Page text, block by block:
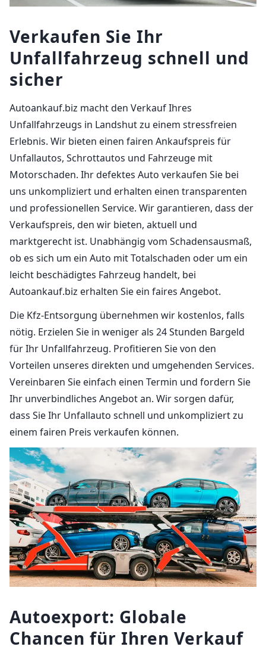
Verkaufen Sie Ihr
Unfallfahrzeug schnell und
sicher
Autoankauf.biz macht den Verkauf Ihres
Unfallfahrzeugs in Landshut zu einem stressfreien
Erlebnis. Wir bieten einen fairen Ankaufspreis für
Unfallautos, Schrottautos und Fahrzeuge mit
Motorschaden. Ihr defektes Auto verkaufen Sie bei
uns unkompliziert und erhalten einen transparenten
und professionellen Service. Wir garantieren, dass der
Verkaufspreis, den wir bieten, aktuell und
marktgerecht ist. Unabhängig vom Schadensausmaß,
ob es sich um ein Auto mit Totalschaden oder um ein
leicht beschädigtes Fahrzeug handelt, bei
Autoankauf.biz erhalten Sie ein faires Angebot.
Die Kfz-Entsorgung übernehmen wir kostenlos, falls
nötig. Erzielen Sie in weniger als 24 Stunden Bargeld
für Ihr Unfallfahrzeug. Profitieren Sie von den
Vorteilen unseres direkten und umgehenden Services.
Vereinbaren Sie einfach einen Termin und fordern Sie
Ihr unverbindliches Angebot an. Wir sorgen dafür,
dass Sie Ihr Unfallauto schnell und unkompliziert zu
einem fairen Preis verkaufen können.
Autoexport: Globale
Chancen für Ihren Verkauf